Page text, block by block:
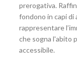
prerogativa.
fondono in capi di
rappresentare
che sogna l'abito
accessibile.